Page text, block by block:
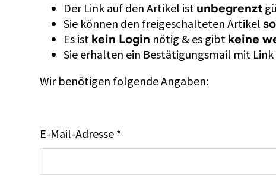
Der Link auf den Artikel ist unbegrenzt
Sie können den freigeschalteten Artikel
Es ist kein Login nötig & es gibt keine
Sie erhalten ein Bestätigungsmail mit
Wir benötigen folgende Angaben:
E-Mail-Adresse *